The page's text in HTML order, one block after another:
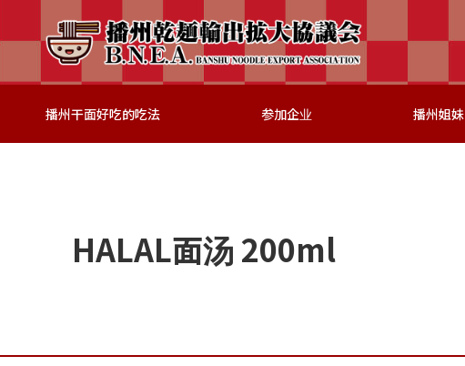
播州干面好吃的吃法 参加企业 播州姐妹
HALAL面汤 200ml